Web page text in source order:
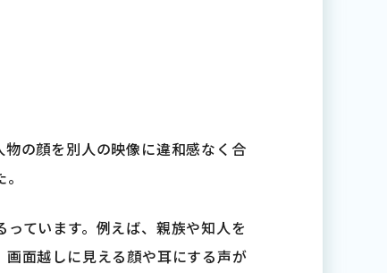
の顔を別人の映像に違和感なく合
ています。例えば、親族や知人を
面越しに見える顔や耳にする声が